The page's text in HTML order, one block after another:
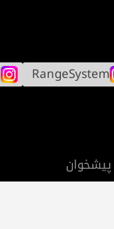
RangeSystem
پیشخوان